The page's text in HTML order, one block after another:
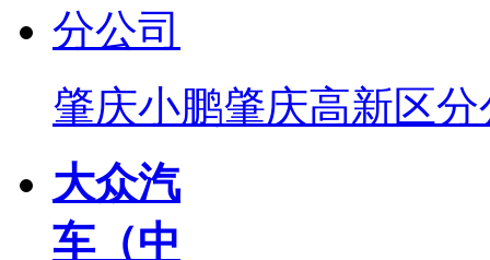
肇庆小鹏肇庆高新区分
大众汽
车（中